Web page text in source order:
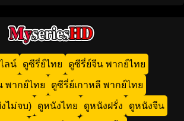
ลน์ ดูซีรี่ย์ไทย ดูซีรี่ย์จีน พากย์ไทย
พากย์ไทย ดูซีรี่ย์เกาหลี พากย์ไทย
ไม่จบ) ดูหนังไทย ดูหนังฝรั่ง ดูหนังจีน